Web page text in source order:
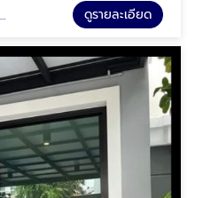
ดูรายละเอียด